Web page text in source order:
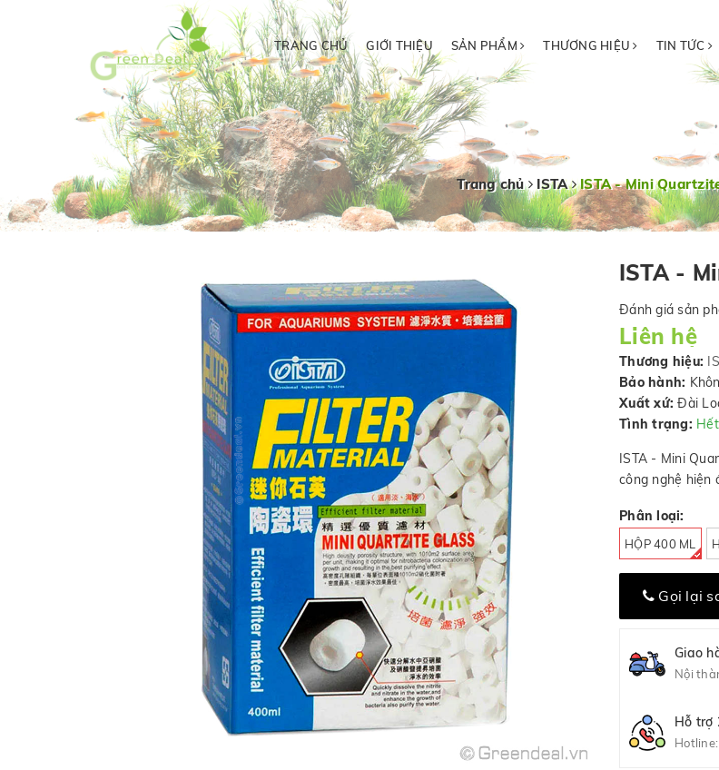
TRANG CHỦ GIỚI THIỆU SẢN PHẨM THƯƠNG HIỆU TIN TỨC
Trang chủ ISTA ISTA - Mini
ISTA -
Đánh giá sản
Liên hệ
Thương hiệu:
Bảo hành:
Xuất xứ: Đài
Tình trạng:
ISTA - Mini
công nghệ hiện
Phân loại:
HỘP 400 ML
Gọi lại
Giao
Nội
Hỗ trợ